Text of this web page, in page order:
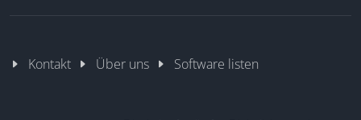
Gegenpartei-Anpassungen
Kontakt Über uns Software listen